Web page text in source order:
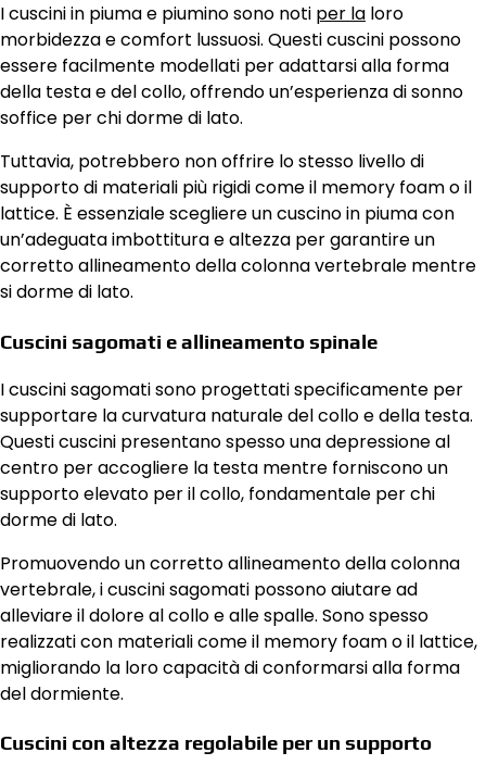
I cuscini in piuma e piumino sono noti per la loro
morbidezza e comfort lussuosi. Questi cuscini possono
essere facilmente modellati per adattarsi alla forma
della testa e del collo, offrendo un’esperienza di sonno
soffice per chi dorme di lato.
Tuttavia, potrebbero non offrire lo stesso livello di
supporto di materiali più rigidi come il memory foam o il
lattice. È essenziale scegliere un cuscino in piuma con
un’adeguata imbottitura e altezza per garantire un
corretto allineamento della colonna vertebrale mentre
si dorme di lato.
Cuscini sagomati e allineamento spinale
I cuscini sagomati sono progettati specificamente per
supportare la curvatura naturale del collo e della testa.
Questi cuscini presentano spesso una depressione al
centro per accogliere la testa mentre forniscono un
supporto elevato per il collo, fondamentale per chi
dorme di lato.
Promuovendo un corretto allineamento della colonna
vertebrale, i cuscini sagomati possono aiutare ad
alleviare il dolore al collo e alle spalle. Sono spesso
realizzati con materiali come il memory foam o il lattice,
migliorando la loro capacità di conformarsi alla forma
del dormiente.
Cuscini con altezza regolabile per un supporto